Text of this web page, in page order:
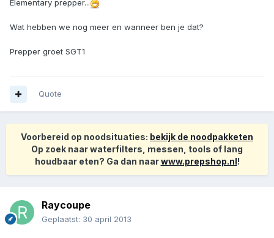
Elementary prepper...
Wat hebben we nog meer en wanneer ben je dat?
Prepper groet SGT1
Quote
Voorbereid op noodsituaties: bekijk de noodpakketen
Op zoek naar waterfilters, messen, tools of lang
houdbaar eten? Ga dan naarwww.prepshop.nl!
Raycoupe
Geplaatst: 30 april 2013